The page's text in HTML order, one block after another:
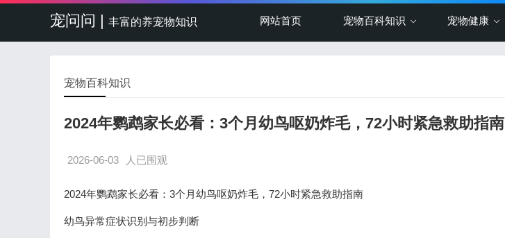
宠问问 | 丰富的养宠物知识 网站首页 宠物百科知识 宠物健康
宠物百科知识
2024年鹦鹉家长必看：3个月幼鸟呕奶炸毛，72小时紧急救助指南
2026-06-03 人已围观
2024年鹦鹉家长必看：3个月幼鸟呕奶炸毛，72小时紧急救助指南
幼鸟异常症状识别与初步判断